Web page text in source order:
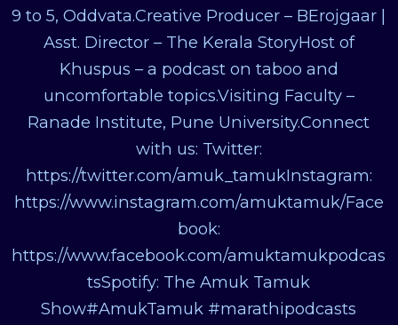
9 to 5, Oddvata.Creative Producer – BErojgaar |
Asst. Director – The Kerala StoryHost of
Khuspus – a podcast on taboo and
uncomfortable topics.Visiting Faculty –
Ranade Institute, Pune University.Connect
with us: Twitter:
https://twitter.com/amuk_tamukInstagram:
https://www.instagram.com/amuktamuk/Face
book:
https://www.facebook.com/amuktamukpodcas
tsSpotify: The Amuk Tamuk
Show#AmukTamuk #marathipodcasts